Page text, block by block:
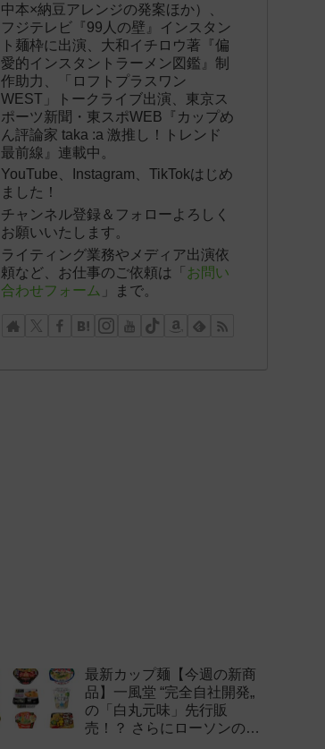
中本×納豆アレンジの発案ほか）、
フジテレビ『99人の壁』インスタン
ト麺枠に出演、大和イチロウ著『偏
愛的インスタントラーメン図鑑』制
作助力、「ロフトプラスワン
WEST」トークライブ出演、東京ス
ポーツ新聞・東スポWEB『カップめ
ん評論家 taka :a 激推し！トレンド
最前線』連載中。
YouTube、Instagram、TikTokはじめ
ました！
チャンネル登録＆フォローよろしく
お願いいたします。
ライティング業務やメディア出演依
頼など、お仕事のご依頼は「 お問い
合わせフォーム 」まで。
最新カップ麺【今週の新商
品】一風堂 “完全自社開発„
の「白丸元味」先行販
売！？ さらにローソンの激